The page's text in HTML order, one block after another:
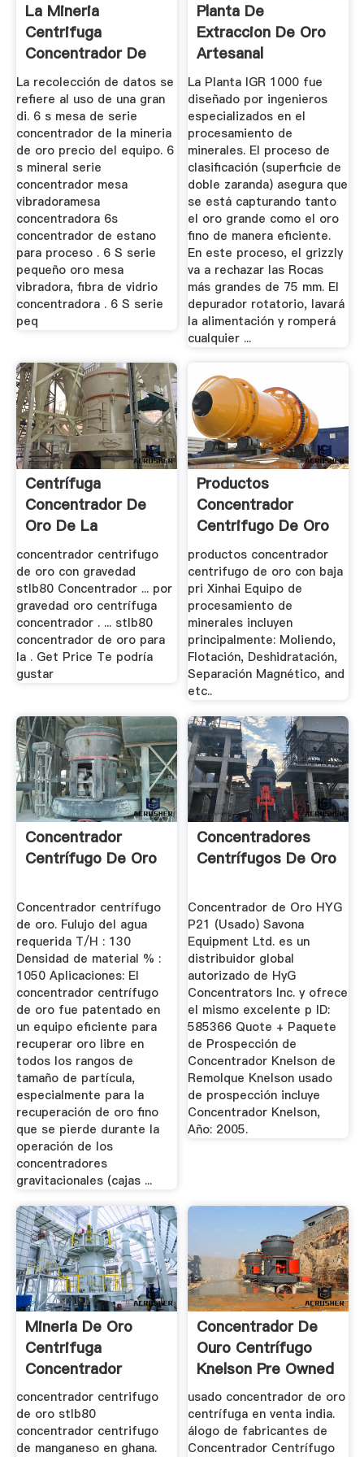
La Mineria
Centrifuga
Concentrador De
Oro Fino Equipos ...
La recolección de datos se
refiere al uso de una gran
di. 6 s mesa de serie
concentrador de la mineria
de oro precio del equipo. 6
s mineral serie
concentrador mesa
vibradoramesa
concentradora 6s
concentrador de estano
para proceso . 6 S serie
pequeño oro mesa
vibradora, fibra de vidrio
concentradora . 6 S serie
peq
Planta De
Extraccion De Oro
Artesanal
La Planta IGR 1000 fue
diseñado por ingenieros
especializados en el
procesamiento de
minerales. El proceso de
clasificación (superficie de
doble zaranda) asegura que
se está capturando tanto
el oro grande como el oro
fino de manera eficiente.
En este proceso, el grizzly
va a rechazar las Rocas
más grandes de 75 mm. El
depurador rotatorio, lavará
la alimentación y romperá
cualquier ...
Centrífuga
Concentrador De
Oro De La
Gravedad
Concentrador ...
concentrador centrifugo
de oro con gravedad
stlb80 Concentrador ... por
gravedad oro centrífuga
concentrador . ... stlb80
concentrador de oro para
la . Get Price Te podría
gustar
Productos
Concentrador
Centrifugo De Oro
Con Baja Pri 」
productos concentrador
centrifugo de oro con baja
pri Xinhai Equipo de
procesamiento de
minerales incluyen
principalmente: Moliendo,
Flotación, Deshidratación,
Separación Magnético, and
etc..
Concentrador
Centrífugo De Oro
Concentrador centrífugo
de oro. Fulujo del agua
requerida T/H : 130
Densidad de material % :
1050 Aplicaciones: El
concentrador centrífugo
de oro fue patentado en
un equipo eficiente para
recuperar oro libre en
todos los rangos de
tamaño de partícula,
especialmente para la
recuperación de oro fino
que se pierde durante la
operación de los
concentradores
gravitacionales (cajas ...
Concentradores
Centrífugos De Oro
Concentrador de Oro HYG
P21 (Usado) Savona
Equipment Ltd. es un
distribuidor global
autorizado de HyG
Concentrators Inc. y ofrece
el mismo excelente p ID:
585366 Quote + Paquete
de Prospección de
Concentrador Knelson de
Remolque Knelson usado
de prospección incluye
Concentrador Knelson,
Año: 2005.
Mineria De Oro
Centrifuga
Concentrador
concentrador centrifugo
de oro stlb80
concentrador centrifugo
de manganeso en ghana.
Concentrador De
Ouro Centrífugo
Knelson Pre Owned
Para Venda
usado concentrador de oro
centrífuga en venta india.
álogo de fabricantes de
Concentrador Centrífugo